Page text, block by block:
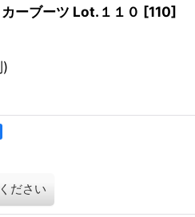
ーブーツ Lot.１１０ [110]
)
ださい